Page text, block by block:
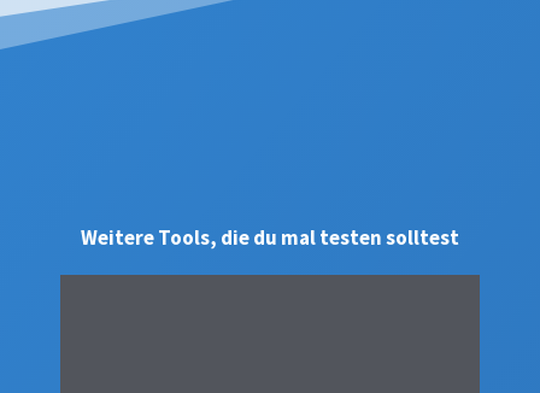
Weitere Tools, die du mal testen solltest